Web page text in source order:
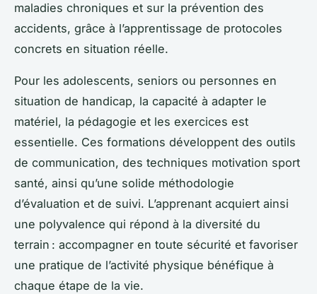
maladies chroniques et sur la prévention des
accidents, grâce à l’apprentissage de protocoles
concrets en situation réelle.
Pour les adolescents, seniors ou personnes en
situation de handicap, la capacité à adapter le
matériel, la pédagogie et les exercices est
essentielle. Ces formations développent des outils
de communication, des techniques motivation sport
santé, ainsi qu’une solide méthodologie
d’évaluation et de suivi. L’apprenant acquiert ainsi
une polyvalence qui répond à la diversité du
terrain : accompagner en toute sécurité et favoriser
une pratique de l’activité physique bénéfique à
chaque étape de la vie.